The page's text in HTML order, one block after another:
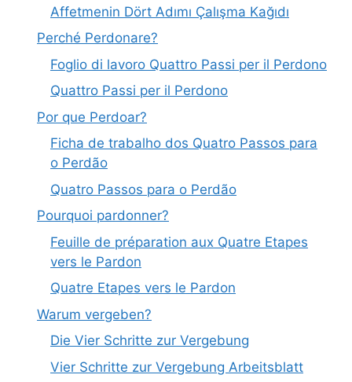
Affetmenin Dört Adımı Çalışma Kağıdı
Perché Perdonare?
Foglio di lavoro Quattro Passi per il Perdono
Quattro Passi per il Perdono
Por que Perdoar?
Ficha de trabalho dos Quatro Passos para
o Perdão
Quatro Passos para o Perdão
Pourquoi pardonner?
Feuille de préparation aux Quatre Etapes
vers le Pardon
Quatre Etapes vers le Pardon
Warum vergeben?
Die Vier Schritte zur Vergebung
Vier Schritte zur Vergebung Arbeitsblatt